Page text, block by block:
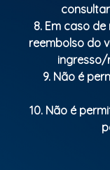
8. Em caso
reembolso do
ingresso/
9. Não é
10. Não é